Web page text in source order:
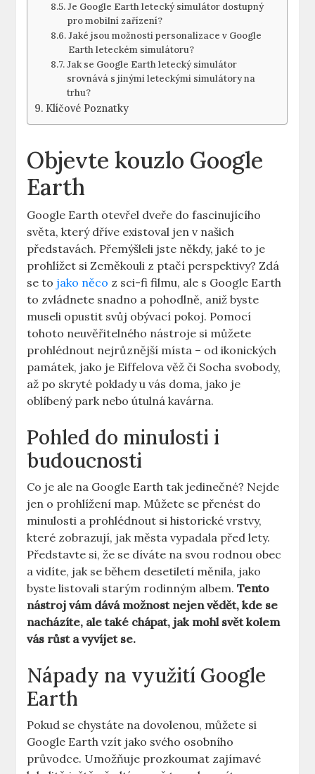
Je​ Google‌ Earth ​letecký simulátor ⁤dostupný
pro mobilní zařízení?
Jaké ‌jsou možnosti personalizace v Google
‌Earth leteckém‌ simulátoru?
Jak se Google Earth letecký simulátor
⁣srovnává s jinými⁣ leteckými simulátory na
trhu?
Klíčové​ Poznatky
Objevte ​kouzlo Google⁣
Earth
Google Earth otevřel dveře do fascinujícího
světa, který dříve existoval jen v našich
představách. Přemýšleli jste někdy, jaké to je
prohlížet si​ Zeměkouli z ptačí perspektivy? ​Zdá
se to jako něco z sci-fi ⁤filmu, ale s Google ⁣Earth
to ⁢zvládnete snadno‍ a pohodlně, ⁣aniž ​byste
museli opustit⁣ svůj ⁤obývací pokoj. Pomocí
tohoto neuvěřitelného ‌nástroje si můžete
prohlédnout ‍nejrůznější ⁣místa – od ikonických
⁤památek, jako je Eiffelova věž či Socha svobody,
až‍ po skryté ⁤poklady u vás doma,⁣ jako je​
oblíbený⁤ park nebo útulná⁢ kavárna.
Pohled⁤ do minulosti i
budoucnosti
Co je ale na Google Earth ⁢tak jedinečné? Nejde
jen‌ o prohlížení map. Můžete se přenést ⁢do
minulosti‍ a‍ prohlédnout si historické ⁤vrstvy,
které zobrazují, jak města vypadala ⁤před lety.
Představte si, že se díváte na svou rodnou obec⁣
a vidíte, ​jak se ​během desetiletí měnila, ⁢jako
⁢byste listovali⁢ starým rodinným albem.Tento
nástroj vám dává ⁤možnost nejen vědět, kde se⁣
nacházíte,⁢ ale‌ také chápat, jak mohl⁤ svět kolem
vás růst a vyvíjet⁣ se.
Nápady na využití Google
Earth
Pokud se chystáte na⁢ dovolenou, můžete si
Google Earth⁢ vzít ⁢jako svého osobního​
průvodce. Umožňuje prozkoumat zajímavé